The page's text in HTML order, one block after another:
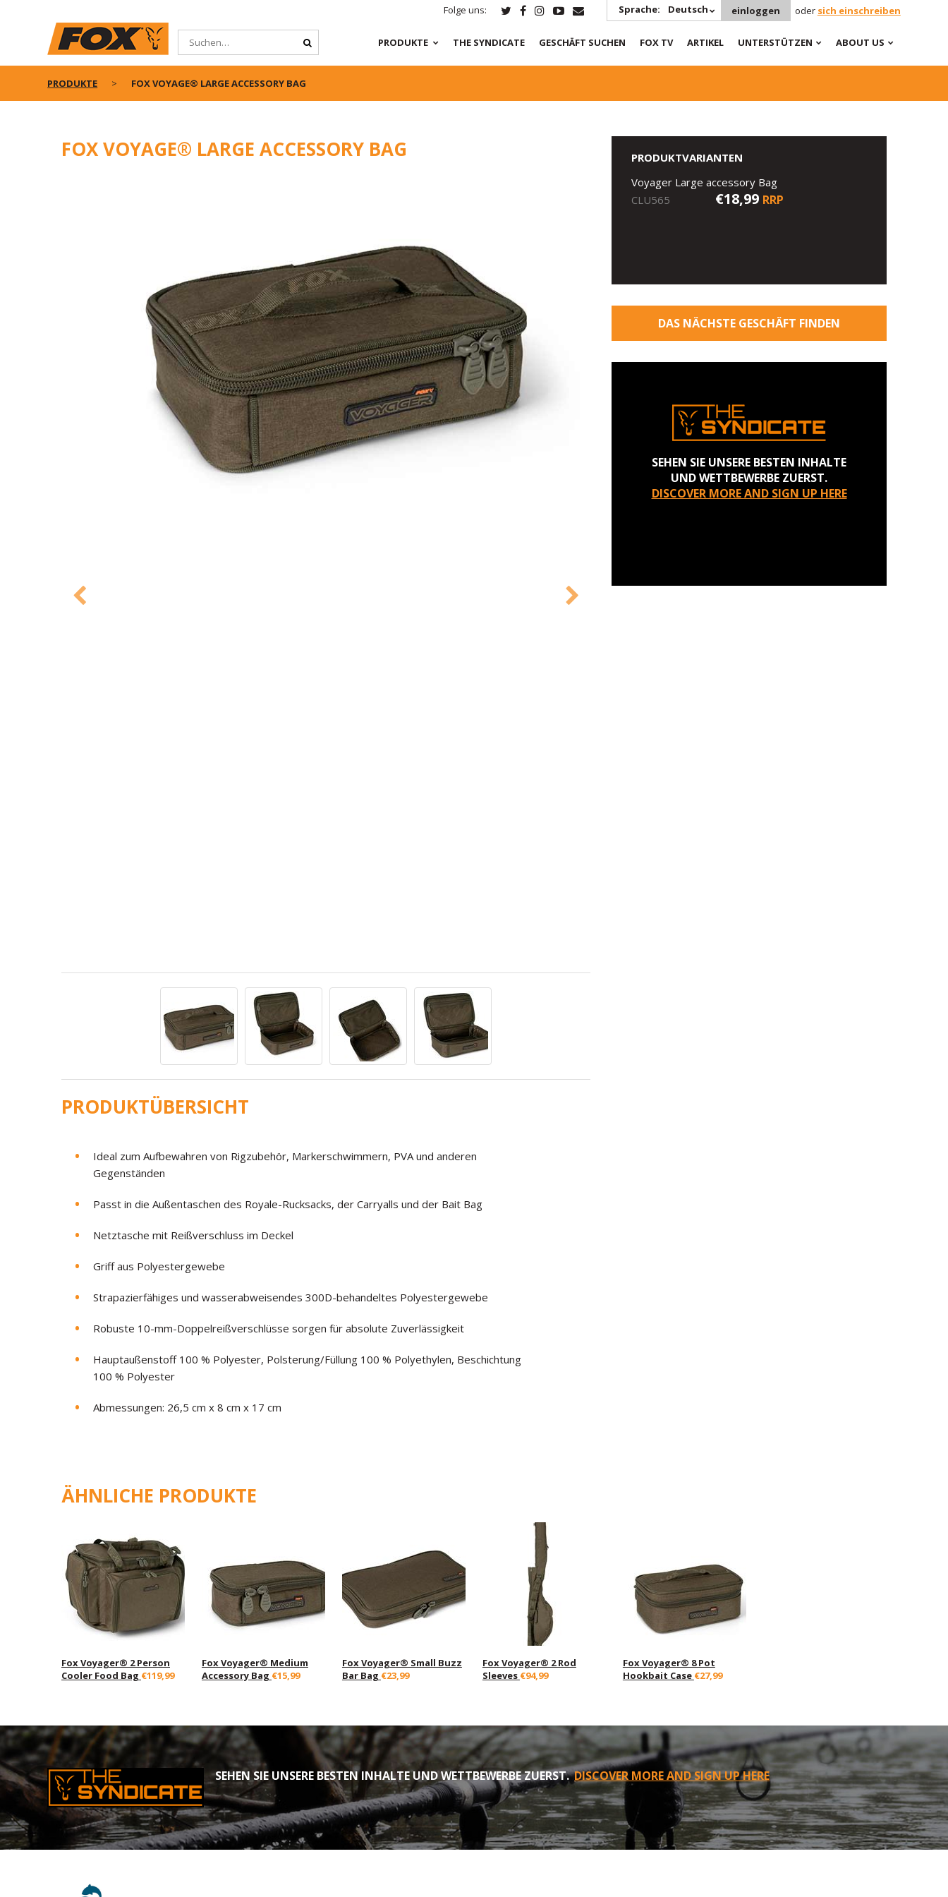
Folge uns: Sprache: Deutsch einloggen oder sich einschreiben
PRODUKTE THE SYNDICATE GESCHÄFT SUCHEN FOX TV ARTIKEL UNTERSTÜTZEN ABOUT US
PRODUKTE FOX VOYAGE® LARGE ACCESSORY BAG
FOX VOYAGE® LARGE ACCESSORY BAG
PRODUKTÜBERSICHT
Ideal zum Aufbewahren von Rigzubehör, Markerschwimmern, PVA und anderen
Gegenständen
Passt in die Außentaschen des Royale-Rucksacks, der Carryalls und der Bait Bag
Netztasche mit Reißverschluss im Deckel
Griff aus Polyestergewebe
Strapazierfähiges und wasserabweisendes 300D-behandeltes Polyestergewebe
Robuste 10-mm-Doppelreißverschlüsse sorgen für absolute Zuverlässigkeit
Hauptaußenstoff 100 % Polyester, Polsterung/Füllung 100 % Polyethylen, Beschichtung
100 % Polyester
Abmessungen: 26,5 cm x 8 cm x 17 cm
PRODUKTVARIANTEN
Voyager Large accessory Bag
CLU565
€18,99 RRP
DAS NÄCHSTE GESCHÄFT FINDEN
SEHEN SIE UNSERE BESTEN INHALTE
UND WETTBEWERBE ZUERST.
DISCOVER MORE AND SIGN UP HERE
ÄHNLICHE PRODUKTE
Fox Voyager® 2 Person
Cooler Food Bag €119,99
Fox Voyager® Medium
Accessory Bag €15,99
Fox Voyager® Small Buzz
Bar Bag €23,99
Fox Voyager® 2 Rod
Sleeves €94,99
Fox Voyager® 8 Pot
Hookbait Case €27,99
SEHEN SIE UNSERE BESTEN INHALTE UND WETTBEWERBE ZUERST.DISCOVER MORE AND SIGN UP HERE